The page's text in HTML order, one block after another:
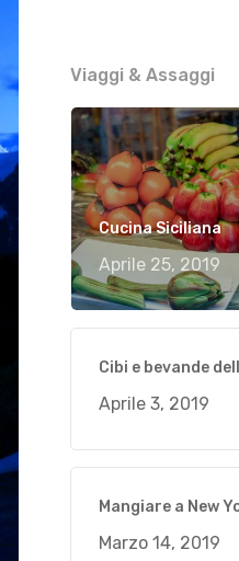
Viaggi & Assaggi
Cucina Siciliana
Aprile 25, 2019
Cibi e bevande
Aprile 3, 2019
Mangiare a New
Marzo 14, 2019